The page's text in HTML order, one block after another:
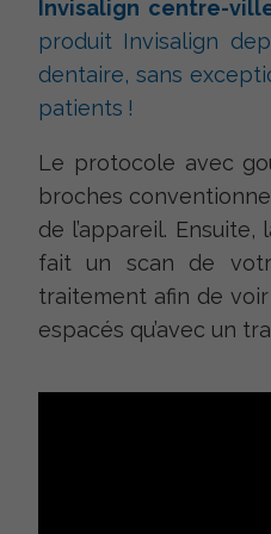
Invisalign centre-
produit Invisalign
dentaire, sans
patients !
Le protocole avec
broches
de l’appareil.
fait un scan de
traitement afin de
espacés qu’avec un